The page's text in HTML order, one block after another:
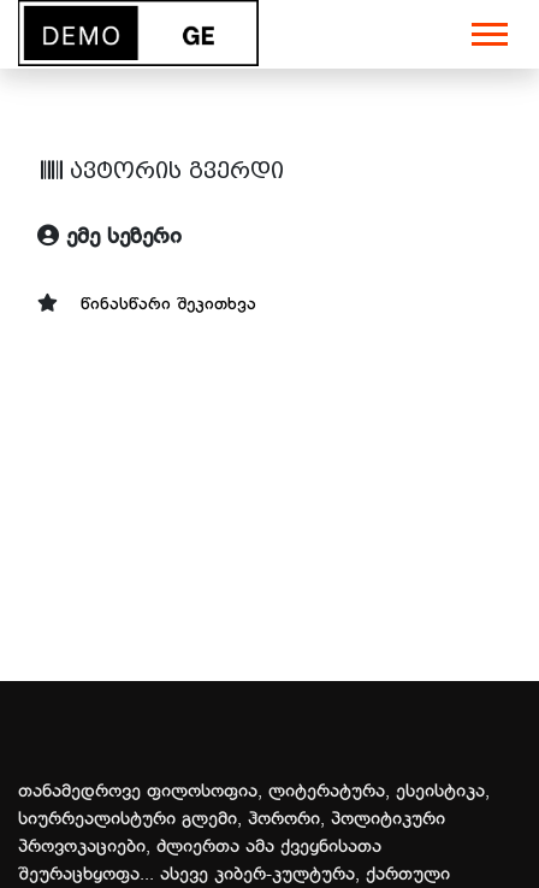
ავტორის გვერდი
ემე სეზერი
წინასწარი შეკითხვა
თანამედროვე ფილოსოფია, ლიტერატურა, ესეისტიკა,
სიურრეალისტური გლემი, ჰორორი, პოლიტიკური
პროვოკაციები, ძლიერთა ამა ქვეყნისათა
შეურაცხყოფა... ასევე კიბერ-კულტურა, ქართული